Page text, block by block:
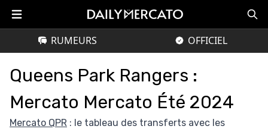
RUMEURS OFFICIEL
Queens Park Rangers :
Mercato Mercato Été 2024
Mercato QPR : le tableau des transferts avec les